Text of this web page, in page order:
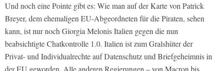
Und noch eine Pointe gibt es: Wie man auf der Karte von Patrick
Breyer, dem ehemaligen EU-Abgeordneten für die Piraten, sehen
kann, ist nur noch Giorgia Melonis Italien gegen die nun
beabsichtigte Chatkontrolle 1.0. Italien ist zum Gralshüter der
Privat- und Individualrechte auf Datenschutz und Briefgeheimnis in
der EU geworden. Alle anderen Regierungen – von Macron bis